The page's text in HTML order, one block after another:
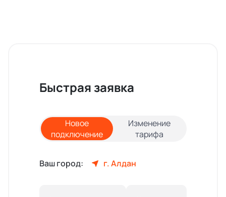
Быстрая заявка
Новое
подключение
Изменение
тарифа
Ваш город: г. Алдан